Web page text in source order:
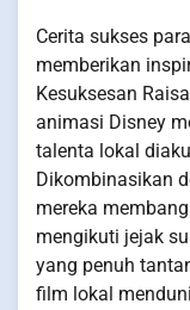
Cerita sukses
memberikan
Kesuksesan
animasi Disney
talenta lokal
Dikombinasikan
mereka
mengikuti jejak
yang penuh
film lokal